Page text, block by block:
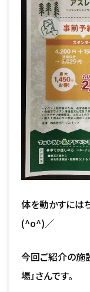
体を動かすには
(^o^)／
今回ご紹介の施
場』さんです。